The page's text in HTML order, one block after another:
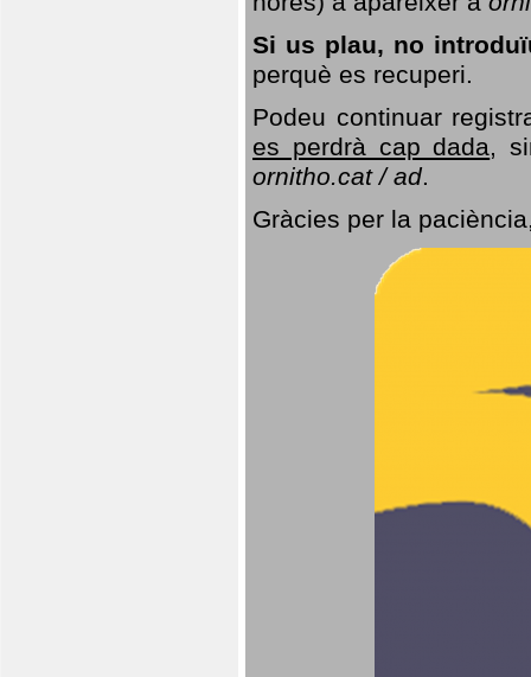
Si us plau, no
perquè es recuperi.
Podeu continuar
es perdrà cap dada,
ornitho.cat / ad.
Gràcies per la